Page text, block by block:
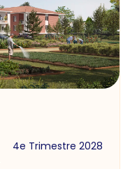
4e Trimestre 2028